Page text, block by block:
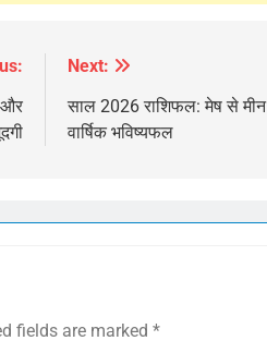
और
Next:
साल 2026 राशिफल: मेष से
वार्षिक भविष्यफल
fields are marked *